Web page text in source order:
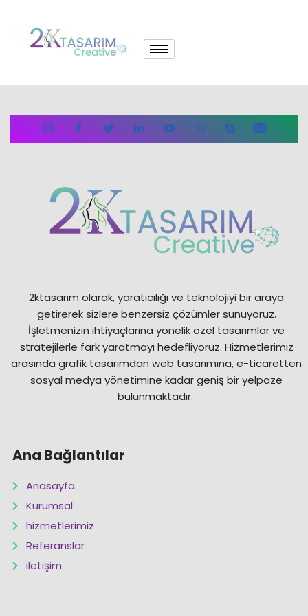
İçeriğe
2ktasarım olarak, yaratıcılığı ve teknolojiyi bir araya
getirerek sizlere benzersiz çözümler sunuyoruz.
İşletmenizin ihtiyaçlarına yönelik özel tasarımlar ve
stratejilerle fark yaratmayı hedefliyoruz. Hizmetlerimiz
arasında grafik tasarımdan web tasarımına, e-ticaretten
sosyal medya yönetimine kadar geniş bir yelpaze
bulunmaktadır.
Ana Bağlantılar
Anasayfa
Kurumsal
hizmetlerimiz
Referanslar
iletişim